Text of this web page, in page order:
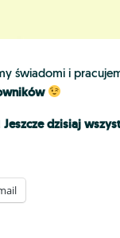
świadomi i
Jeszcze dzisiaj